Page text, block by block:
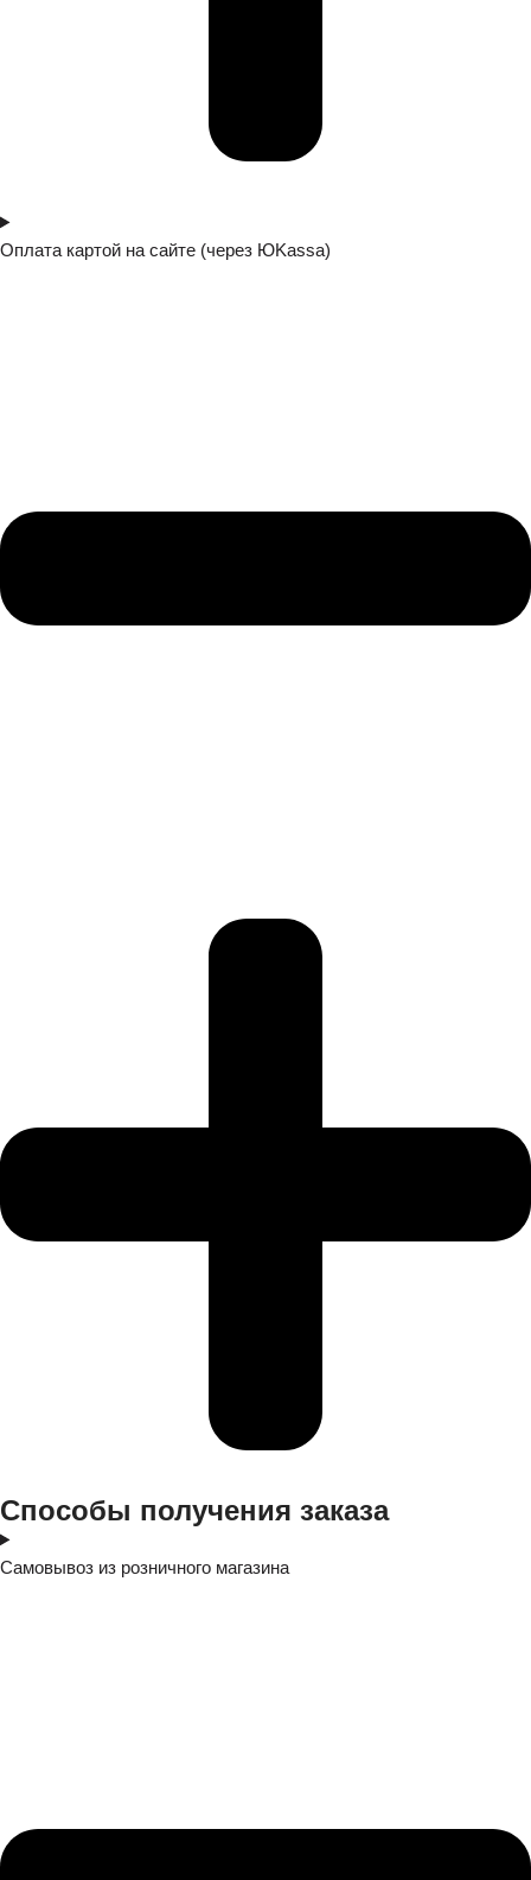
Оплата картой на сайте (через ЮKassa)
Cпособы получения заказа
Самовывоз из розничного магазина